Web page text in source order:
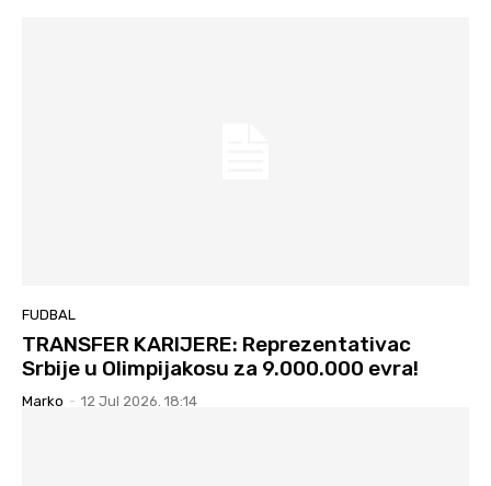
FUDBAL
TRANSFER KARIJERE: Reprezentativac
Srbije u Olimpijakosu za 9.000.000 evra!
Marko - 12 Jul 2026. 18:14